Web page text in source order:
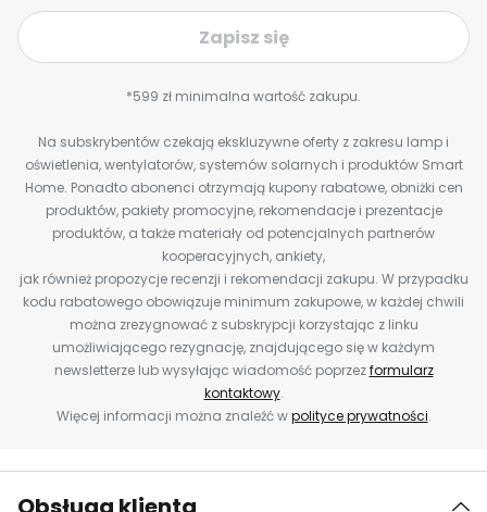
Zapisz się
*599 zł minimalna wartość zakupu.
Na subskrybentów czekają ekskluzywne oferty z zakresu lamp i
oświetlenia, wentylatorów, systemów solarnych i produktów Smart
Home. Ponadto abonenci otrzymają kupony rabatowe, obniżki cen
produktów, pakiety promocyjne, rekomendacje i prezentacje
produktów, a także materiały od potencjalnych partnerów
kooperacyjnych, ankiety,
jak również propozycje recenzji i rekomendacji zakupu. W przypadku
kodu rabatowego obowiązuje minimum zakupowe, w każdej chwili
można zrezygnować z subskrypcji korzystając z linku
umożliwiającego rezygnację, znajdującego się w każdym
newsletterze lub wysyłając wiadomość poprzezformularz
kontaktowy.
Więcej informacji można znaleźć wpolityce prywatności.